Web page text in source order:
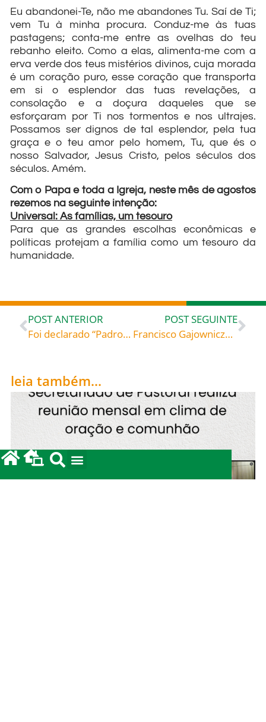
Eu abandonei-Te, não me abandones Tu. Saí de Ti;
vem Tu à minha procura. Conduz-me às tuas
pastagens; conta-me entre as ovelhas do teu
rebanho eleito. Como a elas, alimenta-me com a
erva verde dos teus mistérios divinos, cuja morada
é um coração puro, esse coração que transporta
em si o esplendor das tuas revelações, a
consolação e a doçura daqueles que se
esforçaram por Ti nos tormentos e nos ultrajes.
Possamos ser dignos de tal esplendor, pela tua
graça e o teu amor pelo homem, Tu, que és o
nosso Salvador, Jesus Cristo, pelos séculos dos
séculos. Amém.
Com o Papa e toda a Igreja, neste mês de agostos
rezemos na seguinte intenção:
Universal: As famílias, um tesouro
Para que as grandes escolhas econômicas e
políticas protejam a família como um tesouro da
humanidade.
POST ANTERIOR
Foi declarado “Padroeiro da Juventude Estudantil” por seu modelo de vida no seguimento de Cristo, por sua incondicional devoção a Nossa Senhora e pelo amor que dedicou aos estudos: São João Berchmans Confessor (1599-1621), celebrado hoje, 13, roga por todos nós!
POST SEGUINTE
Francisco Gajowniczek, começou a chorar e, em alta voz, declarou que tinha mulher e filhos. Padre Kolbe, o prisioneiro n. 16.670, solicitou ao comandante para ir em seu lugar e ele concordou: São Maximiliano Maria Kolbe (1894-1941), celebrado hoje, 14, roga por todos nós!
leia também...